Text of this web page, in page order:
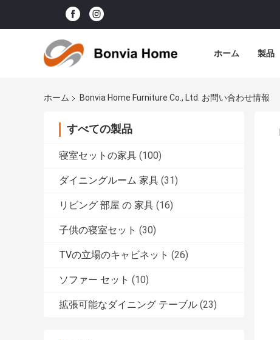
ホーム 製品
ホーム Bonvia Home Furniture Co., Ltd. お問い合わせ情報
すべての製品
寝室セットの家具 (100)
ダイニングルーム 家具 (31)
リビング 部屋 の 家具 (16)
子供の寝室セット (30)
TVの立場のキャビネット (26)
ソファー セット (10)
拡張可能なダイニング テーブル (23)